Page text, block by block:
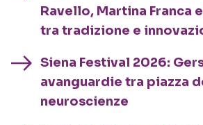
Ravello, Martina Franca
tra tradizione e
Siena Festival 2026:
avanguardie tra piazza
neuroscienze